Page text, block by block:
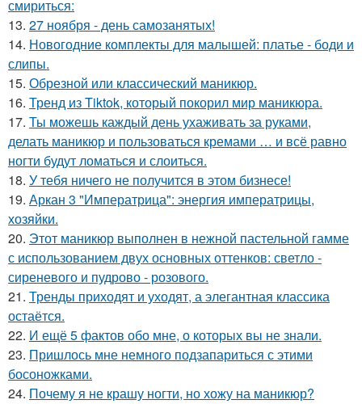
смириться:
13. 27 ноября - день самозанятых!
14. Новогодние комплекты для малышей: платье - боди и
слипы.
15. Обрезной или классический маникюр.
16. Тренд из Tiktok, который покорил мир маникюра.
17. Ты можешь каждый день ухаживать за руками,
делать маникюр и пользоваться кремами … и всё равно
ногти будут ломаться и слоиться.
18. У тебя ничего не получится в этом бизнесе!
19. Аркан 3 "Императрица": энергия императрицы,
хозяйки.
20. Этот маникюр выполнен в нежной пастельной гамме
с использованием двух основных оттенков: светло -
сиреневого и пудрово - розового.
21. Тренды приходят и уходят, а элегантная классика
остаётся.
22. И ещё 5 фактов обо мне, о которых вы не знали.
23. Пришлось мне немного подзапариться с этими
босоножками.
24. Почему я не крашу ногти, но хожу на маникюр?